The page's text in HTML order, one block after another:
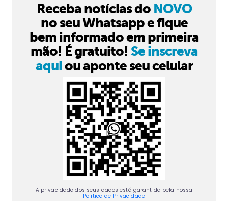
Receba notícias do NOVO
no seu Whatsapp e fique
bem informado em primeira
mão! É gratuito! Se inscreva
aquiou aponte seu celular
A privacidade dos seus dados está garantida pela nossa
Política de Privacidade